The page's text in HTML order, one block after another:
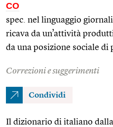
CO
spec. nel linguaggio
ricava da un’attività
da una posizione sociale di
Correzioni e suggerimenti
Condividi
Il dizionario di italiano